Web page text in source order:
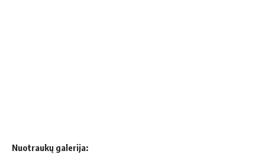
Nuotraukų galerija: